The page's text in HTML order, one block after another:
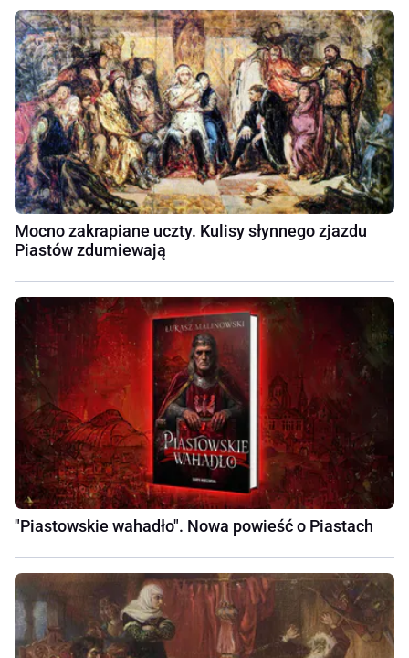
Mocno zakrapiane uczty. Kulisy słynnego zjazdu
Piastów zdumiewają
"Piastowskie wahadło". Nowa powieść o Piastach